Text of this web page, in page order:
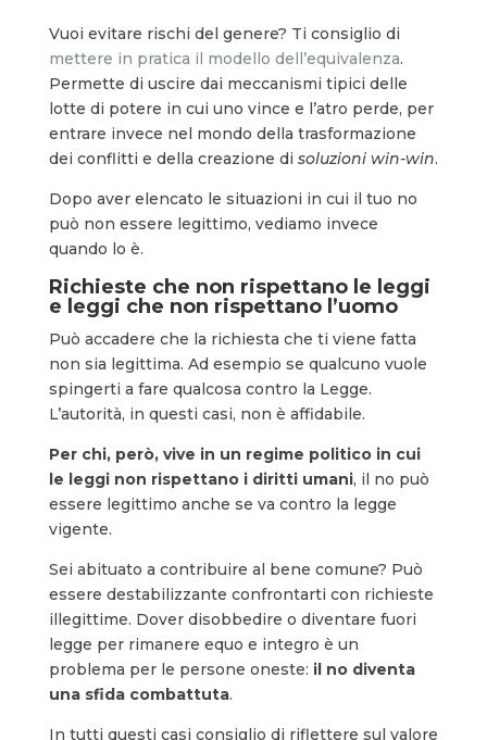
Vuoi evitare rischi del genere? Ti consiglio di
mettere in pratica il modello dell’equivalenza.
Permette di uscire dai meccanismi tipici delle
lotte di potere in cui uno vince e l’atro perde, per
entrare invece nel mondo della trasformazione
dei conflitti e della creazione di soluzioni win-win.
Dopo aver elencato le situazioni in cui il tuo no
può non essere legittimo, vediamo invece
quando lo è.
Richieste che non rispettano le leggi
e leggi che non rispettano l’uomo
Può accadere che la richiesta che ti viene fatta
non sia legittima. Ad esempio se qualcuno vuole
spingerti a fare qualcosa contro la Legge.
L’autorità, in questi casi, non è affidabile.
Per chi, però, vive in un regime politico in cui
le leggi non rispettano i diritti umani, il no può
essere legittimo anche se va contro la legge
vigente.
Sei abituato a contribuire al bene comune? Può
essere destabilizzante confrontarti con richieste
illegittime. Dover disobbedire o diventare fuori
legge per rimanere equo e integro è un
problema per le persone oneste: il no diventa
una sfida combattuta.
In tutti questi casi consiglio di riflettere sul valore